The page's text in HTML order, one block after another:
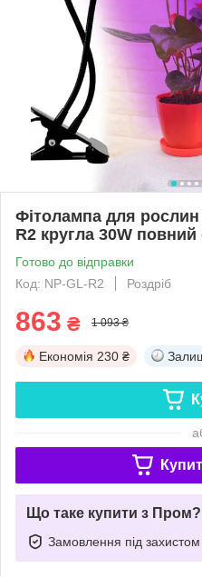
Фітолампа для
R2 кругла 30W
Готово до відправки
Код: NP-GL-R2
Роздріб
863 ₴ 1 093 ₴
Економія 230 ₴
Що таке купити з Пром?
Замовлення під захистом